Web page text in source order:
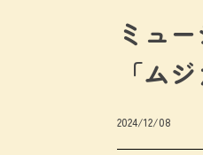
ミュ
「ム
2024/12/08